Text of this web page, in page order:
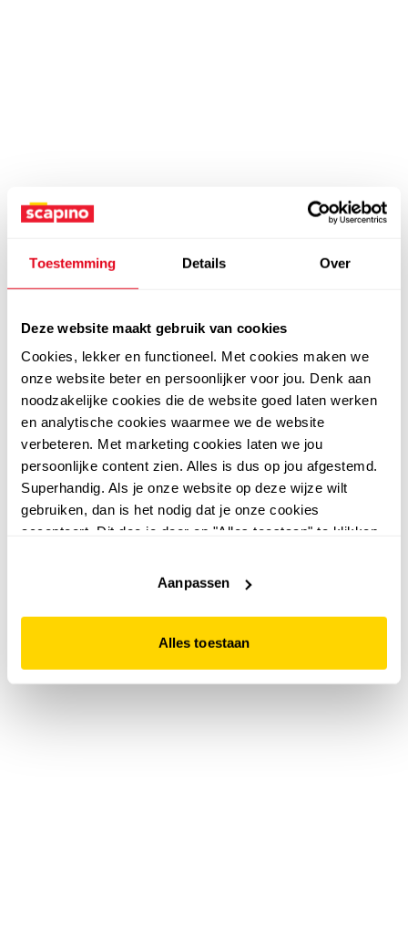
Toestemming Details Over
Deze website maakt gebruik van cookies
Cookies, lekker en functioneel. Met cookies maken we
onze website beter en persoonlijker voor jou. Denk aan
noodzakelijke cookies die de website goed laten werken
en analytische cookies waarmee we de website
verbeteren. Met marketing cookies laten we jou
persoonlijke content zien. Alles is dus op jou afgestemd.
Superhandig. Als je onze website op deze wijze wilt
gebruiken, dan is het nodig dat je onze cookies
accepteert. Dit doe je door op "Alles toestaan" te klikken.
website niet optimaal functioneert.
Aanpassen
Alles toestaan